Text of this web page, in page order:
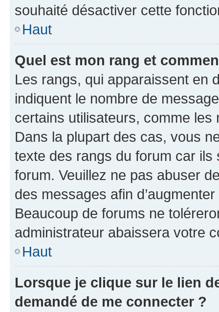
souhaité désactiver cette
Haut
Quel est mon rang et
Les rangs, qui apparaissent en
indiquent le nombre de
certains utilisateurs, comme
Dans la plupart des cas, vous
texte des rangs du forum car ils
forum. Veuillez ne pas abuser
des messages afin
Beaucoup de forums ne
administrateur abaissera votre
Haut
Lorsque je clique sur le lien
demandé de me connecter ?